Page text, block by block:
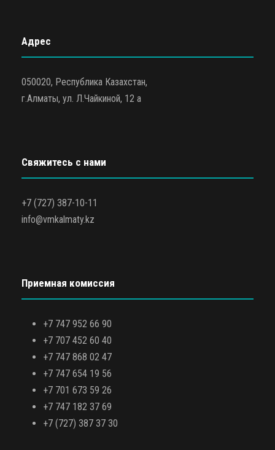
Адрес
050020, Республика Казахстан,
г.Алматы, ул. Л.Чайкиной, 12 а
Свяжитесь с нами
+7 (727) 387-10-11
info@vmkalmaty.kz
Приемная комиссия
+7 747 952 66 90
+7 707 452 60 40
+7 747 868 02 47
+7 747 654 19 56
+7 701 673 59 26
+7 747 182 37 69
+7 (727) 387 37 30